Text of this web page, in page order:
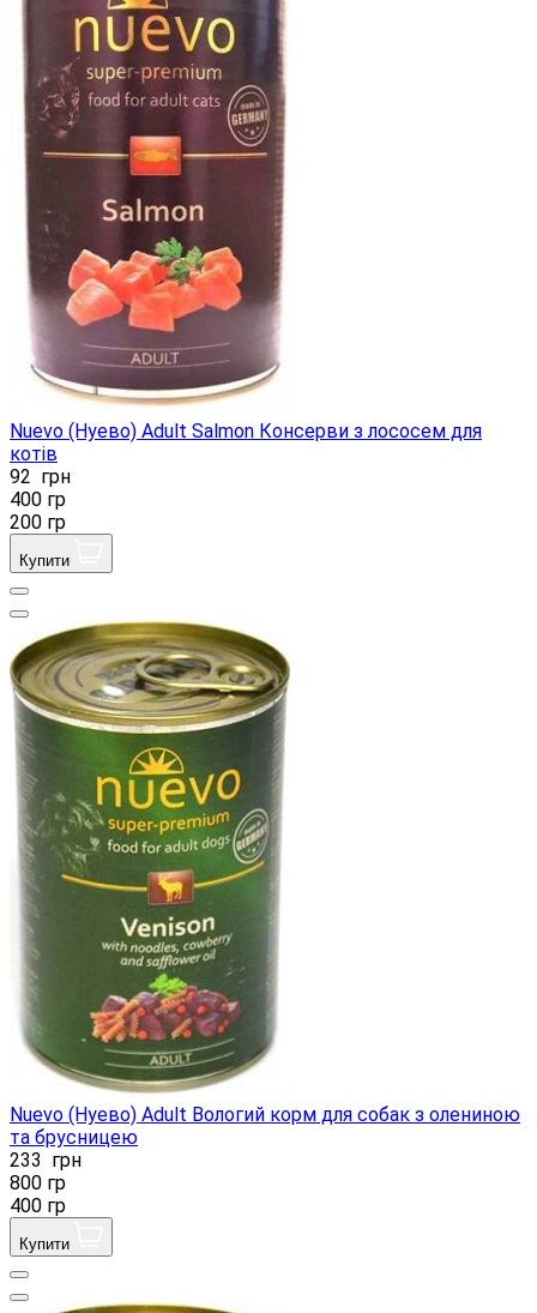
Nuevo (Нуево) Adult Salmon Консерви з лососем для
котів
92 грн
400 гр
200 гр
Купити
Nuevo (Нуево) Adult Вологий корм для собак з олениною
та брусницею
233 грн
800 гр
400 гр
Купити